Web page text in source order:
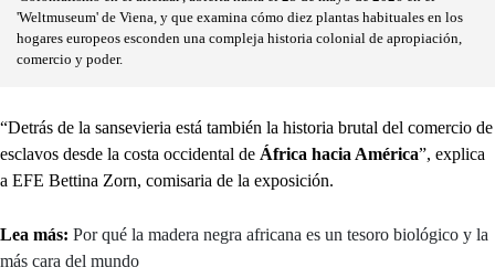
'Weltmuseum' de Viena, y que examina cómo diez plantas habituales en los
hogares europeos esconden una compleja historia colonial de apropiación,
comercio y poder.
“Detrás de la sansevieria está también la historia brutal del comercio de
esclavos desde la costa occidental de África hacia América”, explica
a EFE Bettina Zorn, comisaria de la exposición.
Lea más: Por qué la madera negra africana es un tesoro biológico y la
más cara del mundo